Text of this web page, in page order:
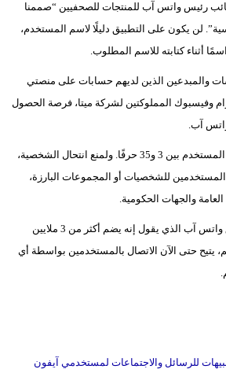
رئيس واتس آب للمنتجات للصحفيين “صممنا
لن يكون على التطبيق دليلًا لاسم المستخدم،
أثناء كتابته للاسم المطلوب.
والمبدعين الذين لديهم حسابات على منصتي
وفيسبوك المملوكتين لشركة ميتا، فرصة الحصول
آب.
ويجب أن يتراوح طول اسم المستخدم بين 3 و35 حرفًا. ولمنع انتحال الشخصية،
للشخصيات أو المجموعات البارزة،
والجهات الحكومية.
تجدر الاشارة إلى أن تطبيق واتس آب الذي يقول إنه يضم أكثر من 3 ملايين
يتيح حتى الآن الاتصال بالمستخدمين بواسطة أي
للرسائل والاجتماعات لمستخدمي آيفون